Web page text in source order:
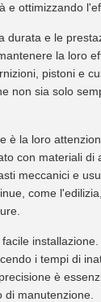
e ottimizzando
e le
la loro
pistoni e
non sia solo
è la loro
con materiali
meccanici e
come
i tempi di
è
manutenzione.